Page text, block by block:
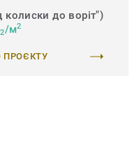
колиски до воріт")
2/м2
ПРОЄКТУ